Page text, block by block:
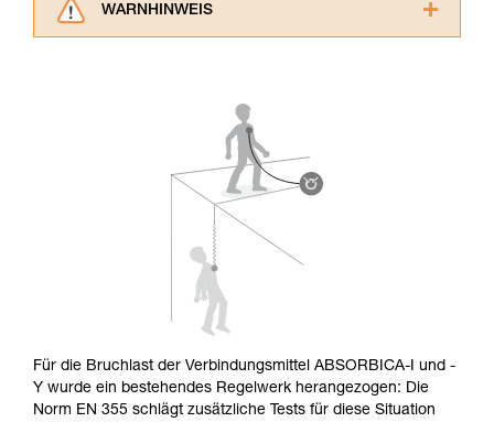
WARNHINWEIS
ziehen. Um diese Zusatzinformationen
verstehen zu können, müssen Sie zuerst die in
der Gebrauchsanweisung enthaltenen
Informationen richtig verstanden haben.
Die Beherrschung dieser Techniken setzt eine
entsprechende Ausbildung und ein spezielles
Training voraus. Prüfen Sie zusammen mit
einem Profi, ob Sie in der Lage sind, den
Vorgang alleine sicher zu wiederholen, bevor
Sie ihn eigenständig durchführen.
Wir geben Beispiele für die mit Ihrer Aktivität
verbundenen Techniken. Möglicherweise gibt es
noch andere Techniken, die hier nicht
beschrieben werden.
Für die Bruchlast der Verbindungsmittel ABSORBICA-I und -
Y wurde ein bestehendes Regelwerk herangezogen: Die
Norm EN 355 schlägt zusätzliche Tests für diese Situation